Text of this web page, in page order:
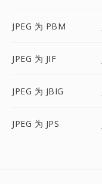
JPEG 为 PBM
JPEG 为 JIF
JPEG 为 JBIG
JPEG 为 JPS